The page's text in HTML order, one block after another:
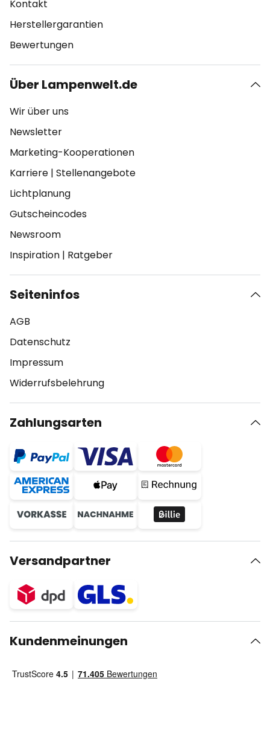
Kontakt
Herstellergarantien
Bewertungen
Über Lampenwelt.de
Wir über uns
Newsletter
Marketing-Kooperationen
Karriere | Stellenangebote
Lichtplanung
Gutscheincodes
Newsroom
Inspiration | Ratgeber
Seiteninfos
AGB
Datenschutz
Impressum
Widerrufsbelehrung
Zahlungsarten
Versandpartner
Kundenmeinungen